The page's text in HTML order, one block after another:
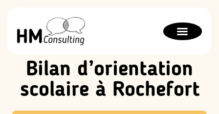
Bilan d’orientation
scolaire à Rochefort